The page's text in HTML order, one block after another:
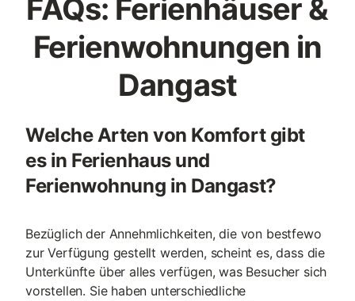
FAQs: Ferienhäuser &
Ferienwohnungen in
Dangast
Welche Arten von Komfort gibt
es in Ferienhaus und
Ferienwohnung in Dangast?
Bezüglich der Annehmlichkeiten, die von bestfewo
zur Verfügung gestellt werden, scheint es, dass die
Unterkünfte über alles verfügen, was Besucher sich
vorstellen. Sie haben unterschiedliche